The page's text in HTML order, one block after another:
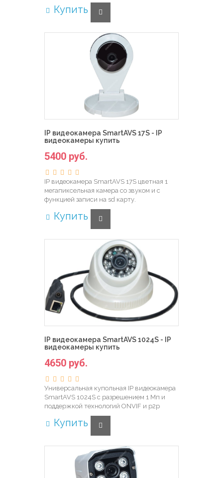
Купить
IP видеокамера SmartAVS 17S - IP
видеокамеры купить
5400 руб.
IP видеокамера SmartAVS 17S цветная 1
мегапиксельная камера со звуком и с
функцией записи на sd карту.
Купить
IP видеокамера SmartAVS 1024S - IP
видеокамеры купить
4650 руб.
Универсальная купольная IP видеокамера
SmartAVS 1024S с разрешением 1 Мп и
поддержкой технологий ONVIF и p2p
Купить